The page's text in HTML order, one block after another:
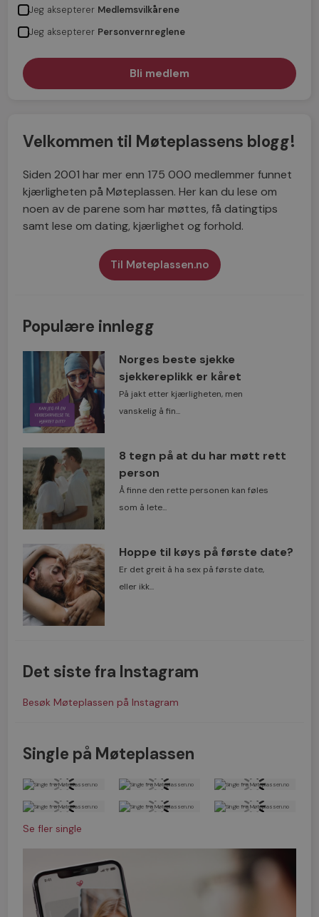
Jeg aksepterer Medlemsvilkårene
Jeg aksepterer Personvernreglene
Velkommen til Møteplassens blogg!
Siden 2001 har mer enn 175 000 medlemmer funnet
kjærligheten på Møteplassen. Her kan du lese om
noen av de parene som har møttes, få datingtips
samt lese om dating, kjærlighet og forhold.
Til Møteplassen.no
Populære innlegg
Norges beste sjekke
sjekkereplikk er kåret
På jakt etter kjærligheten, men
vanskelig å fin...
8 tegn på at du har møtt rett
person
Å finne den rette personen kan føles
som å lete...
Hoppe til køys på første date?
Er det greit å ha sex på første date,
eller ikk...
Det siste fra Instagram
Besøk Møteplassen på Instagram
Single på Møteplassen
Se fler single